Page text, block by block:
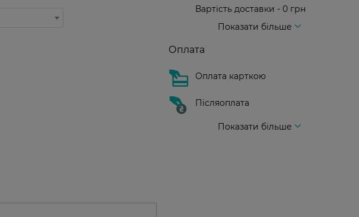
Вартість доставки - 0 грн
Показати більше
Оплата
Оплата карткою
Післяоплата
Показати більше